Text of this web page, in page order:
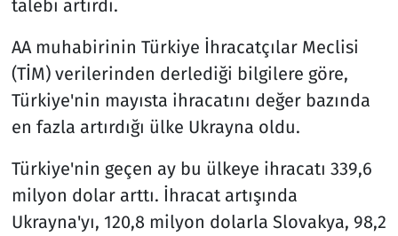
talebi artırdı.
AA muhabirinin Türkiye İhracatçılar Meclisi
(TİM) verilerinden derlediği bilgilere göre,
Türkiye'nin mayısta ihracatını değer bazında
en fazla artırdığı ülke Ukrayna oldu.
Türkiye'nin geçen ay bu ülkeye ihracatı 339,6
milyon dolar arttı. İhracat artışında
Ukrayna'yı, 120,8 milyon dolarla Slovakya, 98,2